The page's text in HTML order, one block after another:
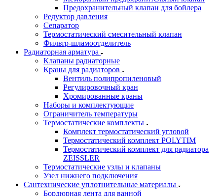
Предохранительный клапан для бойлера
Редуктор давления
Сепаратор
Термостатический смесительный клапан
Фильтр-шламоотделитель
Радиаторная арматура
Клапаны радиаторные
Краны для радиаторов
Вентиль полипропиленовый
Регулировочный кран
Хромированные краны
Наборы и комплектующие
Ограничитель температуры
Термостатические комплекты
Комплект термостатический угловой
Термостатический комплект POLYTIM
Термостатический комплект для радиатора
ZEISSLER
Термостатические узлы и клапаны
Узел нижнего подключения
Сантехнические уплотнительные материалы
Бордюрная лента для ванной